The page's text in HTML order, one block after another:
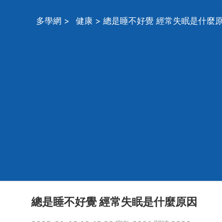
多學網 > 健康 > 總是睡不好覺 經常失眠是什麼
總是睡不好覺 經常失眠是什麼原因